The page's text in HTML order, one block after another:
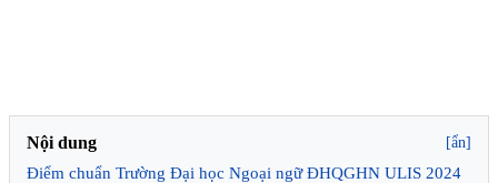
Nội dung [ẩn]
Điểm chuẩn Trường Đại học Ngoại ngữ ĐHQGHN ULIS 2024